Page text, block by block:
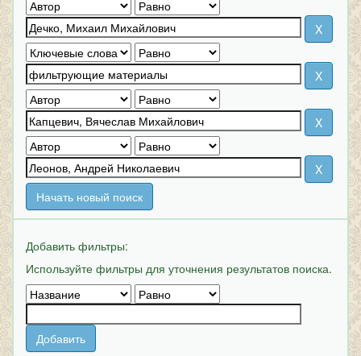
Начать новый поиск
Добавить фильтры:
Используйте фильтры для уточнения результатов поиска.